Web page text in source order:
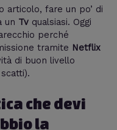
articolo, fare un po’ di
un Tv qualsiasi. Oggi
perché
tramite Netflix
di buon livello
che devi
la